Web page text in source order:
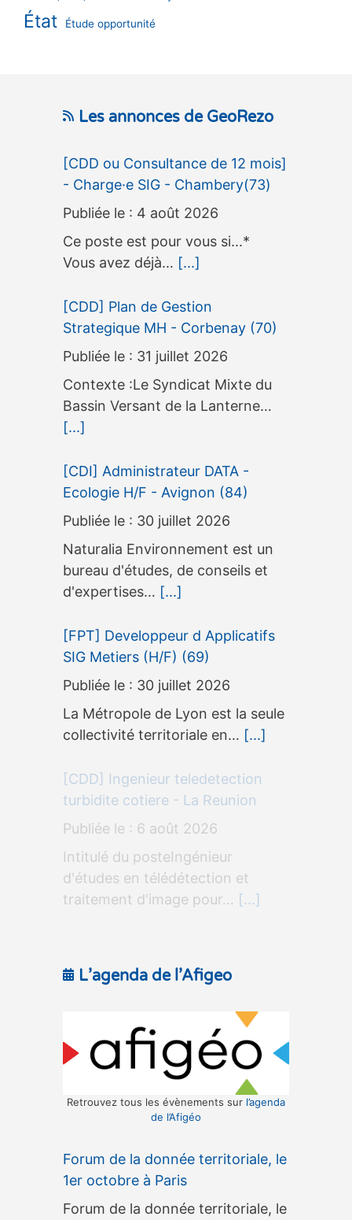
État Étude opportunité
Les annonces de GeoRezo
[CDD ou Consultance de 12 mois]
- Charge·e SIG - Chambery(73)
4 août 2026
Ce poste est pour vous si...*
Vous avez déjà… [...]
[CDD] Plan de Gestion
Strategique MH - Corbenay (70)
31 juillet 2026
Contexte :Le Syndicat Mixte du
Bassin Versant de la Lanterne…
[...]
[CDI] Administrateur DATA -
Ecologie H/F - Avignon (84)
30 juillet 2026
Naturalia Environnement est un
bureau d'études, de conseils et
d'expertises… [...]
[FPT] Developpeur d Applicatifs
SIG Metiers (H/F) (69)
30 juillet 2026
La Métropole de Lyon est la seule
collectivité territoriale en… [...]
[CDD] Ingenieur teledetection
turbidite cotiere - La Reunion
6 août 2026
Intitulé du posteIngénieur
d'études en télédétection et
traitement d'image pour… [...]
L’agenda de l’Afigeo
Retrouvez tous les évènements sur l’agenda
de l’Afigéo
Forum de la donnée territoriale, le
1er octobre à Paris
Forum de la donnée territoriale, le